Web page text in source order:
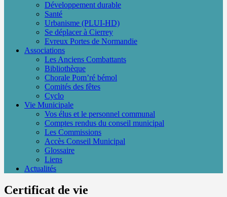
Développement durable
Santé
Urbanisme (PLUI-HD)
Se déplacer à Cierrey
Evreux Portes de Normandie
Associations
Les Anciens Combattants
Bibliothèque
Chorale Pom’ré bémol
Comités des fêtes
Cyclo
Vie Municipale
Vos élus et le personnel communal
Comptes rendus du conseil municipal
Les Commissions
Accès Conseil Municipal
Glossaire
Liens
Actualités
Certificat de vie